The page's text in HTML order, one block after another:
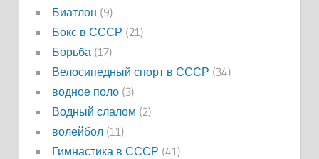
Биатлон (9)
Бокс в СССР (21)
Борьба (17)
Велосипедный спорт в СССР (34)
водное поло(3)
Водный слалом (2)
волейбол(11)
Гимнастика в СССР (41)